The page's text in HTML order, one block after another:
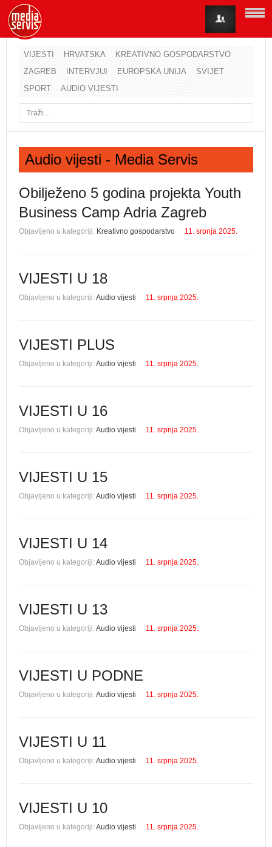
VIJESTI HRVATSKA
KREATIVNO GOSPODARSTVO
ZAGREB
INTERVJUI EUROPSKA UNIJA
SVIJET
SPORT
AUDIO VIJESTI
Audio vijesti - Media Servis
Obilježeno 5 godina projekta Youth
Business Camp Adria Zagreb
Objavljeno u kategoriji: Kreativno gospodarstvo 11. srpnja 2025.
VIJESTI U 18
Objavljeno u kategoriji:Audio vijesti 11. srpnja 2025.
VIJESTI PLUS
Objavljeno u kategoriji:Audio vijesti 11. srpnja 2025.
VIJESTI U 16
Objavljeno u kategoriji:Audio vijesti 11. srpnja 2025.
VIJESTI U 15
Objavljeno u kategoriji:Audio vijesti 11. srpnja 2025.
VIJESTI U 14
Objavljeno u kategoriji:Audio vijesti 11. srpnja 2025.
VIJESTI U 13
Objavljeno u kategoriji:Audio vijesti 11. srpnja 2025.
VIJESTI U PODNE
Objavljeno u kategoriji:Audio vijesti 11. srpnja 2025.
VIJESTI U 11
Objavljeno u kategoriji:Audio vijesti 11. srpnja 2025.
VIJESTI U 10
Objavljeno u kategoriji:Audio vijesti 11. srpnja 2025.
Korisničko ime
Lozinka
Zaboravili ste lozinku? Zaboravili ste korisničko ime?